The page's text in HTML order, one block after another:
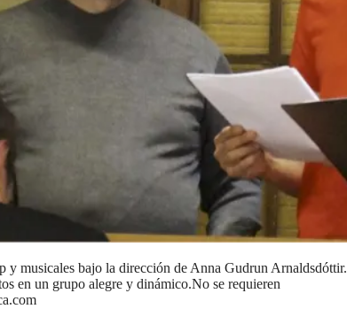
musicales bajo la dirección de Anna Gudrun Arnaldsdóttir.
en un grupo alegre y dinámico.No se requieren